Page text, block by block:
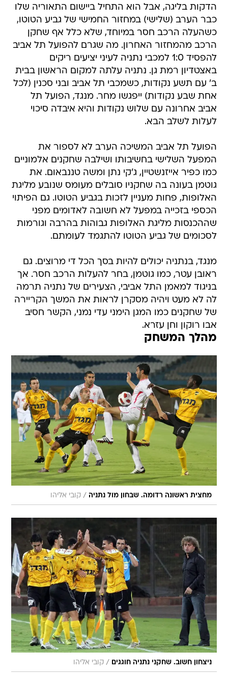
הדקות בליגה, אבל הוא התחיל ביישום התאוריה שלו
כבר הערב (שלישי) במחזור החמישי של גביע הטוטו,
כשהעלה הרכב חסר במיוחד, שלא כלל אף שחקן
הרכב מהמחזור האחרון. מה שגרם להפועל תל אביב
להפסיד 1:0 למכבי נתניה לעיני יציעים ריקים
באצטדיון רמת גן. נתניה עלתה למקום הראשון בבית
ב' עם תשע נקודות, כשמכבי תל אביב ובני סכנין (לכל
אחת שבע נקודות) ייפגשו מחר. מנגד, הפועל תל
אביב אחרונה עם שלוש נקודות והיא איבדה סיכוי
לעלות לשלב הבא.
הפועל תל אביב המשיכה הערב לא לספור את
המפעל השלישי בחשיבותו ושילבה שחקנים אלמוניים
כמו כפיר אייזנשטיין, ג'קי נתן ומשה טננבאום. את
גוטמן בעונה בה שחקניו סובלים מעומס שנובע מליגת
האלופות, פחות מעניין לזכות בגביע הטוטו. גם הפיתוי
הכספי בזכייה במפעל לא חשובה לאדומים מפני
שההכנסות מליגת האלופות גבוהות בהרבה וגורמות
לסכומים של גביע הטוטו להתגמד לעומתם.
מנגד, בנתניה יכולים להיות בסך הכל די מרוצים. גם
ראובן עטר, כמו גוטמן, בחר להעלות הרכב חסר. אך
בניגוד למאמן התל אביבי, הצעירים של נתניה תרמה
לה לא מעט ויהיה מסקרן לראות את המשך הקריירה
של שחקנים כמו המגן הימני עדי נמני, הקשר חסיב
אבו רוקון וחן עזרא.
מהלך המשחק
מחצית ראשונה רדומה. שבחון מול נתניה / קובי אליהו
ניצחון חשוב. שחקני נתניה חוגגים / קובי אליהו